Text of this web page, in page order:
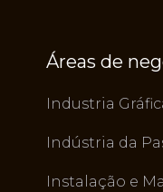
Áreas de
Industria
Indústria da
Instalação e